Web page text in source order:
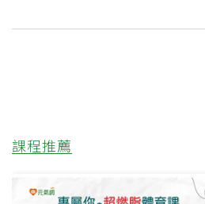
課程推薦